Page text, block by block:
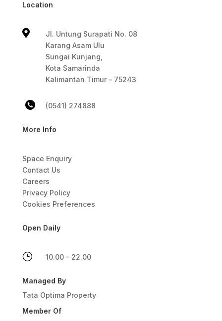
Location

Jl. Untung Surapati No. 08
Karang Asam Ulu
Sungai Kunjang,
Kota Samarinda
Kalimantan Timur – 75243
(0541) 274888
More Info
Space Enquiry
Contact Us
Careers
Privacy Policy
Cookies Preferences
Open Daily
} 10.00 – 22.00
Managed By
Tata Optima Property
Member Of